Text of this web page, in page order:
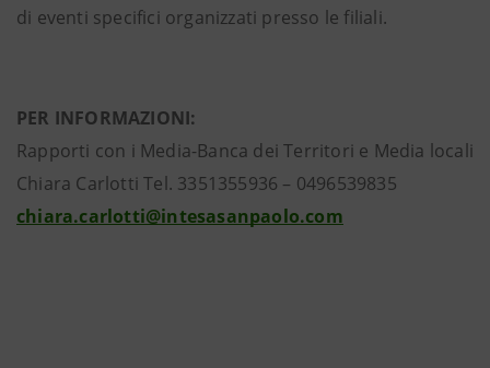
di eventi specifici organizzati presso le filiali.
PER INFORMAZIONI:
Rapporti con i Media-Banca dei Territori e Media locali
Chiara Carlotti Tel. 3351355936 – 0496539835
chiara.carlotti@intesasanpaolo.com